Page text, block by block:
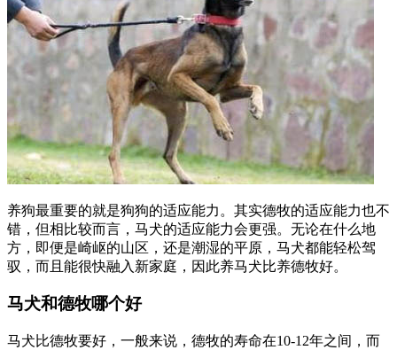
养狗最重要的就是狗狗的适应能力。其实德牧的适应能力也不
错，但相比较而言，马犬的适应能力会更强。无论在什么地
方，即便是崎岖的山区，还是潮湿的平原，马犬都能轻松驾
驭，而且能很快融入新家庭，因此养马犬比养德牧好。
马犬和德牧哪个好
马犬比德牧要好，一般来说，德牧的寿命在10-12年之间，而